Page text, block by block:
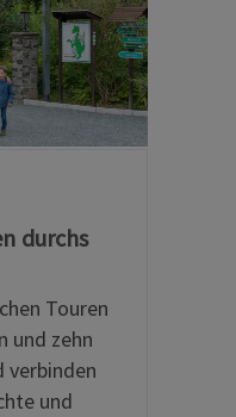
durchs
Touren
und zehn
verbinden
und